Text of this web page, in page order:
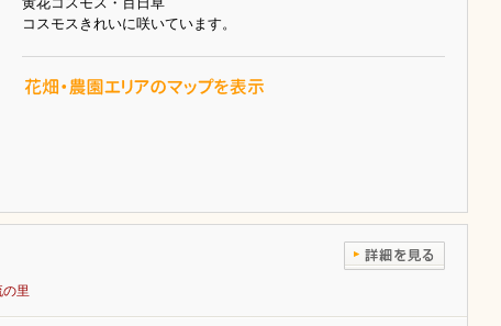
コスモスきれいに咲いています。
の里